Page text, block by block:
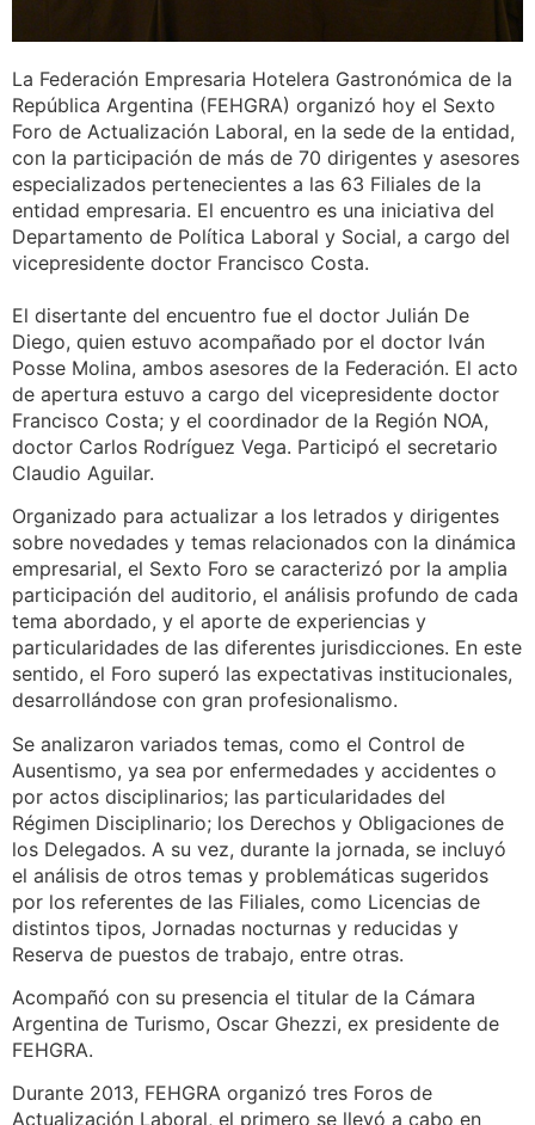
La Federación Empresaria Hotelera Gastronómica de la
República Argentina (FEHGRA) organizó hoy el Sexto
Foro de Actualización Laboral, en la sede de la entidad,
con la participación de más de 70 dirigentes y asesores
especializados pertenecientes a las 63 Filiales de la
entidad empresaria. El encuentro es una iniciativa del
Departamento de Política Laboral y Social, a cargo del
vicepresidente doctor Francisco Costa.
El disertante del encuentro fue el doctor Julián De
Diego, quien estuvo acompañado por el doctor Iván
Posse Molina, ambos asesores de la Federación. El acto
de apertura estuvo a cargo del vicepresidente doctor
Francisco Costa; y el coordinador de la Región NOA,
doctor Carlos Rodríguez Vega. Participó el secretario
Claudio Aguilar.
Organizado para actualizar a los letrados y dirigentes
sobre novedades y temas relacionados con la dinámica
empresarial, el Sexto Foro se caracterizó por la amplia
participación del auditorio, el análisis profundo de cada
tema abordado, y el aporte de experiencias y
particularidades de las diferentes jurisdicciones. En este
sentido, el Foro superó las expectativas institucionales,
desarrollándose con gran profesionalismo.
Se analizaron variados temas, como el Control de
Ausentismo, ya sea por enfermedades y accidentes o
por actos disciplinarios; las particularidades del
Régimen Disciplinario; los Derechos y Obligaciones de
los Delegados. A su vez, durante la jornada, se incluyó
el análisis de otros temas y problemáticas sugeridos
por los referentes de las Filiales, como Licencias de
distintos tipos, Jornadas nocturnas y reducidas y
Reserva de puestos de trabajo, entre otras.
Acompañó con su presencia el titular de la Cámara
Argentina de Turismo, Oscar Ghezzi, ex presidente de
FEHGRA.
Durante 2013, FEHGRA organizó tres Foros de
Actualización Laboral, el primero se llevó a cabo en